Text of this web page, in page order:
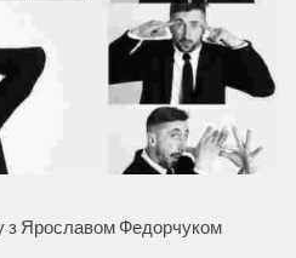
з Ярославом Федорчуком